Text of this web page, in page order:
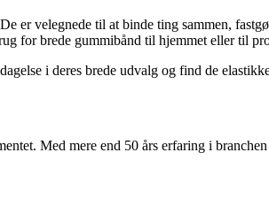
er velegnede til at binde ting sammen,
for brede gummibånd til hjemmet eller til
i deres brede udvalg og find de
Med mere end 50 års erfaring i